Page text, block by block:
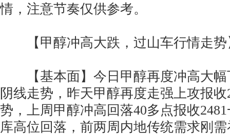
情，注意节奏仅供参考。
【甲醇冲高大跌，过山车行情走势
【基本面】今日甲醇再度冲高大幅
阴线走势，昨天甲醇再度走强上攻报
势，上周甲醇冲高回落40多点报收
库高位回落，前两周内地传统需求刚